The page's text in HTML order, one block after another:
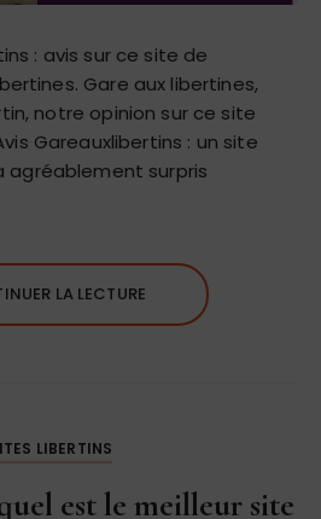
: avis sur ce site de
Gare aux libertines,
notre opinion sur ce site
Gareauxlibertins : un site
agréablement surpris
LA LECTURE
LIBERTINS
est le meilleur site